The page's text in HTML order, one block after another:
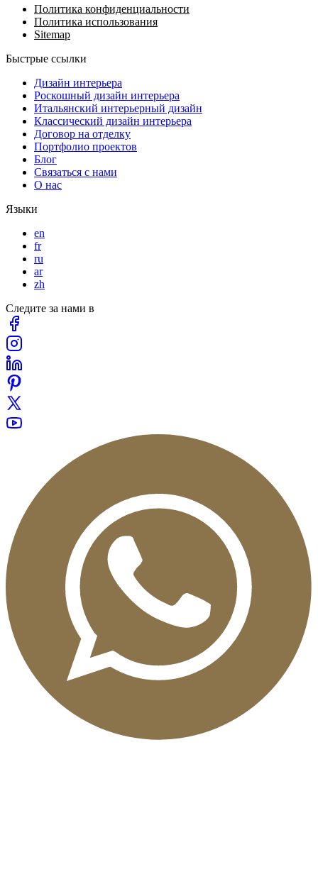
Политика конфиденциальности
Политика использования
Sitemap
Быстрые ссылки
Дизайн интерьера
Роскошный дизайн интерьера
Итальянский интерьерный дизайн
Классический дизайн интерьера
Договор на отделку
Портфолио проектов
Блог
Связаться с нами
О нас
Языки
en
fr
ru
ar
zh
Следите за нами в